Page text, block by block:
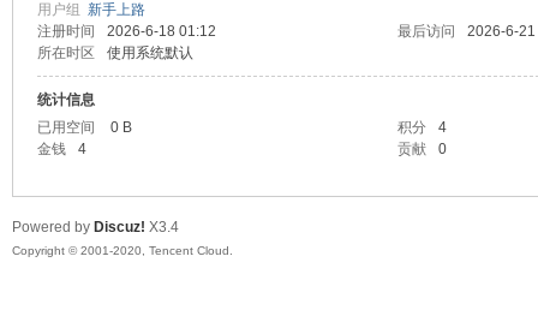
用户组 新手上路
注册时间
2026-6-18 01:12 最后访问
2026-6-
所在时区
使用系统默认
统计信息
已用空间
0 B 积分
4
金钱
4 贡献 0
Powered by Discuz! X3.4
Copyright © 2001-2020, Tencent Cloud.